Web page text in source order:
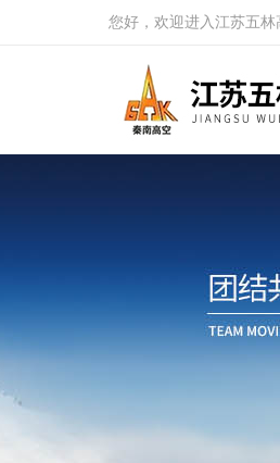
您好，欢迎进入江苏五林